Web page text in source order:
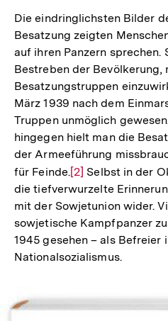
Die eindringlichsten Bilder
Besatzung zeigten
auf ihren Panzern sprechen.
Bestreben der
Besatzungstruppen
März 1939 nach dem
Truppen unmöglich
hingegen hielt man die
der Armeeführung
für Feinde.Zur
Auflösung
der
Fußnote
[2] Selbst in der
die tiefverwurzelte
mit der Sowjetunion wider.
sowjetische Kampfpanzer
1945 gesehen – als Befreier
Nationalsozialismus.